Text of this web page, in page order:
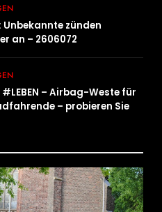
Unbekannte zünden
an – 2606072
#LEBEN – Airbag-Weste für
– probieren Sie es